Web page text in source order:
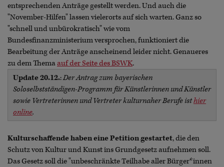
entsprechenden Anträge gestellt werden. Und auch die
"November-Hilfen" lassen vielerorts auf sich warten. Ganz so
"schnell und unbürokratisch" wie vom
Bundesfinanzministerium versprochen, funktioniert die
Bearbeitung der Anträge anscheinend leider nicht. Genaueres
zu dem Themaauf der Seite des BSWK.
Update 20.12.:Der Antrag zum bayerischen
Soloselbstständigen-Programm für Künstlerinnen und Künstler
sowie Vertreterinnen und Vertreter kulturnaher Berufe isthier
online.
Kulturschaffende haben eine Petition gestartet, die den
Schutz von Kultur und Kunst ins Grundgesetz aufnehmen soll.
Das Gesetz soll die "unbeschränkte Teilhabe aller Bürger*innen